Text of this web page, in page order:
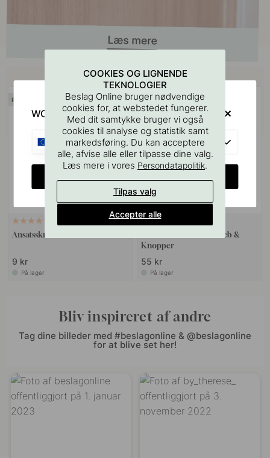
Køb sammen med
POPULAR
VÆGBESLAG
Ansatsskrue M4x50mm 1stk
9 kr
På lager
Boreskabelonen til Greb &
Knopper
55 kr
På lager
Bliv inspireret af andre
Tag dine billeder med #beslagonline & @beslagonline
for at blive set her!
COOKIES OG LIGNENDE
TEKNOLOGIER
Beslag Online bruger nødvendige
cookies for, at webstedet fungerer.
Med dit samtykke bruger vi også
cookies til analyse og statistik samt
markedsføring. Du kan acceptere
alle, afvise alle eller tilpasse dine valg.
Læs mere i vores Persondatapolitik.
Tilpas valg
Accepter alle
WOULD YOU RATHER VISIT?
EU